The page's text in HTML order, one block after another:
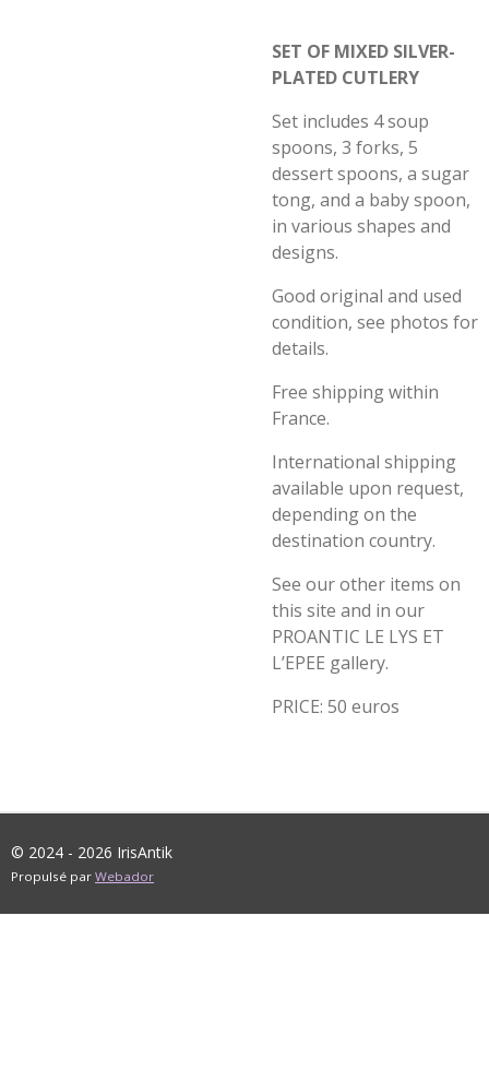
SET OF MIXED SILVER-
PLATED CUTLERY
Set includes 4 soup
spoons, 3 forks, 5
dessert spoons, a sugar
tong, and a baby spoon,
in various shapes and
designs.
Good original and used
condition, see photos for
details.
Free shipping within
France.
International shipping
available upon request,
depending on the
destination country.
See our other items on
this site and in our
PROANTIC LE LYS ET
L’EPEE gallery.
PRICE: 50 euros
© 2024 - 2026 IrisAntik
Propulsé par Webador